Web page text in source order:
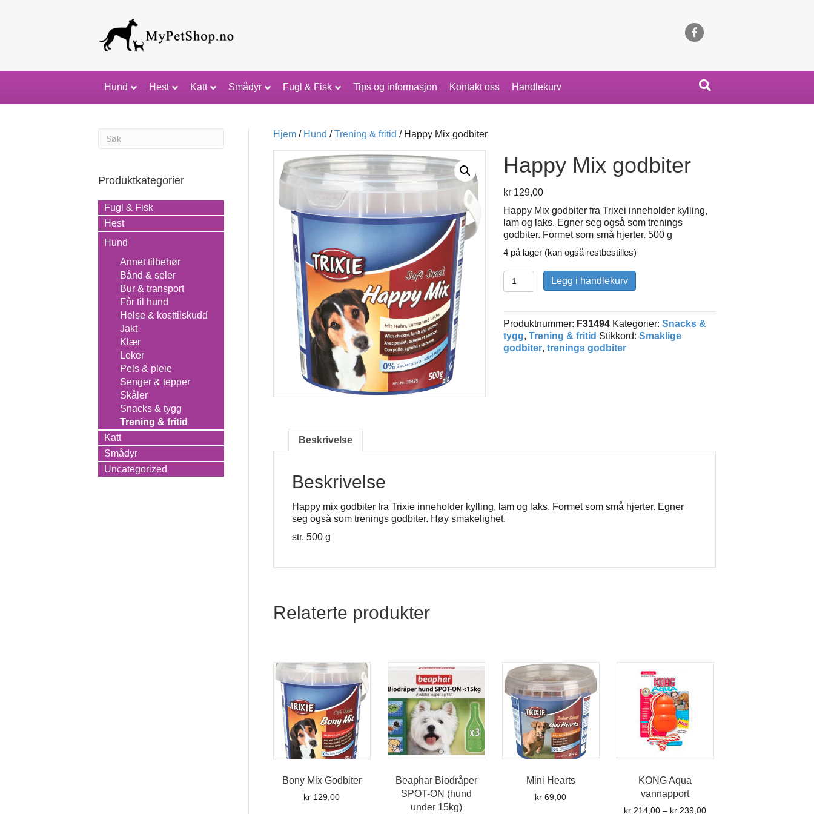
Hund Hest Katt Smådyr Fugl & Fisk Tips og informasjon Kontakt oss Handlekurv
Hjem/ Hund /Trening & fritid / Happy Mix godbiter
Happy Mix godbiter
kr129,00
Happy Mix godbiter fra Trixei inneholder kylling,
lam og laks. Egner seg også som trenings
godbiter. Formet som små hjerter. 500 g
4 på lager (kan også restbestilles)
Happy
Mix
antall
Legg i handlekurv
Produktnummer: F31494 Kategorier: Snacks &
tygg, Trening & fritid Stikkord: Smaklige
godbiter, trenings godbiter
Beskrivelse
Beskrivelse
Happy mix godbiter fra Trixie inneholder kylling, lam og laks. Formet som små hjerter. Egner
seg også som trenings godbiter. Høy smakelighet.
str. 500 g
Relaterte produkter
Bony Mix Godbiter
kr 129,00
Beaphar Biodråper
SPOT-ON (hund
under 15kg)
Mini Hearts
kr 69,00
KONG Aqua
vannapport
kr 214,00 – kr 239,00Prisområde:
Produktkategorier
Fugl & Fisk
Hest
Hund
Annet tilbehør
Bånd & seler
Bur & transport
Fôr til hund
Helse & kosttilskudd
Jakt
Klær
Leker
Pels & pleie
Senger & tepper
Skåler
Snacks & tygg
Trening & fritid
Katt
Smådyr
Uncategorized